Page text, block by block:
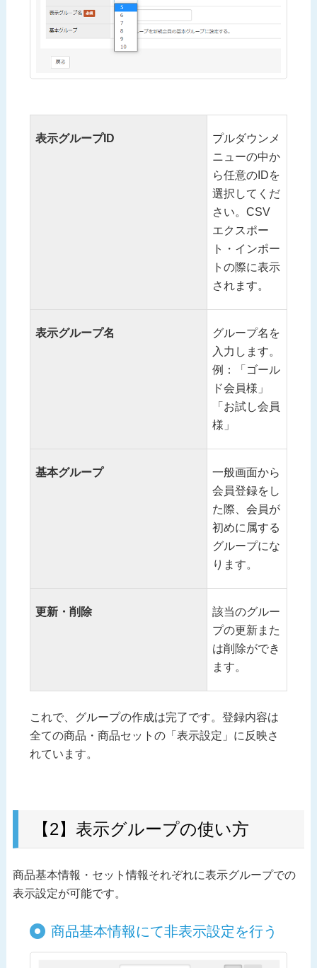
表示グループID
プルダウンメ
ニューの中か
ら任意のIDを
選択してくだ
さい。CSV
エクスポー
ト・インポー
トの際に表示
されます。
表示グループ名
グループ名を
入力します。
例：「ゴール
ド会員様」
「お試し会員
様」
基本グループ
一般画面から
会員登録をし
た際、会員が
初めに属する
グループにな
ります。
更新・削除
該当のグルー
プの更新また
は削除ができ
ます。
これで、グループの作成は完了です。登録内容は
全ての商品・商品セットの「表示設定」に反映さ
れています。
【2】表示グループの使い方
商品基本情報・セット情報それぞれに表示グループでの
表示設定が可能です。
商品基本情報にて非表示設定を行う